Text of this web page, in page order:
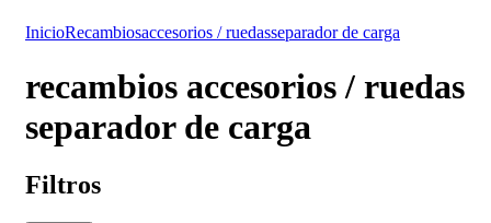
InicioRecambiosaccesorios / ruedasseparador de carga
recambios accesorios / ruedas
separador de carga
Filtros